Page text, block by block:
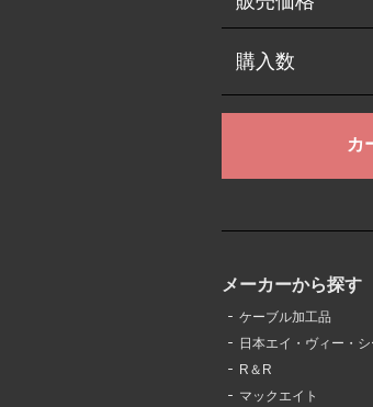
購入数
メーカーから探す
ケーブル加工品
日本エイ・ヴィー・シ
R＆R
マックエイト